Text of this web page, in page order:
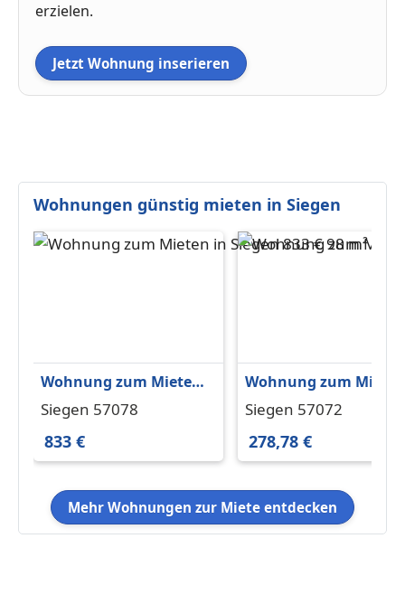
erzielen.
Jetzt Wohnung inserieren
Wohnungen günstig mieten in Siegen
Wohnung zum Mieten
in Siegen 833 € 98 m²
Siegen 57078
833 €
Wohnung zum Mieten
in Siegen 278,78 € 56
Siegen 57072
278,78 €
Mehr Wohnungen zur Miete entdecken